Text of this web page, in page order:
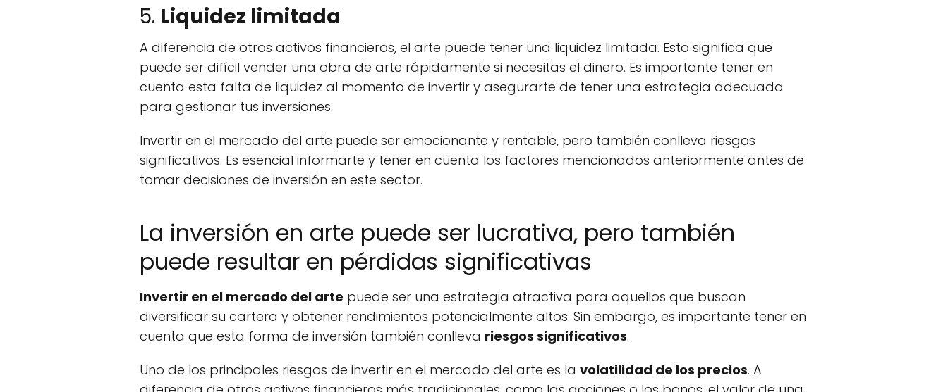
5. Liquidez limitada
A diferencia de otros activos financieros, el arte puede tener una liquidez limitada. Esto significa que
puede ser difícil vender una obra de arte rápidamente si necesitas el dinero. Es importante tener en
cuenta esta falta de liquidez al momento de invertir y asegurarte de tener una estrategia adecuada
para gestionar tus inversiones.
Invertir en el mercado del arte puede ser emocionante y rentable, pero también conlleva riesgos
significativos. Es esencial informarte y tener en cuenta los factores mencionados anteriormente antes de
tomar decisiones de inversión en este sector.
La inversión en arte puede ser lucrativa, pero también
puede resultar en pérdidas significativas
Invertir en el mercado del arte puede ser una estrategia atractiva para aquellos que buscan
diversificar su cartera y obtener rendimientos potencialmente altos. Sin embargo, es importante tener en
cuenta que esta forma de inversión también conlleva riesgos significativos.
Uno de los principales riesgos de invertir en el mercado del arte es la volatilidad de los precios. A